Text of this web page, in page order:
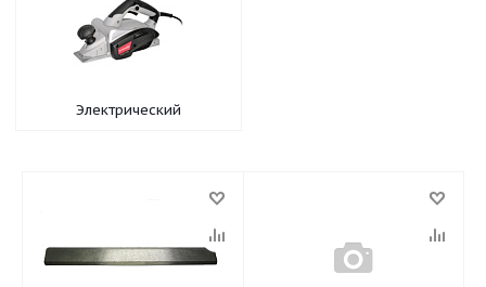
Электрический